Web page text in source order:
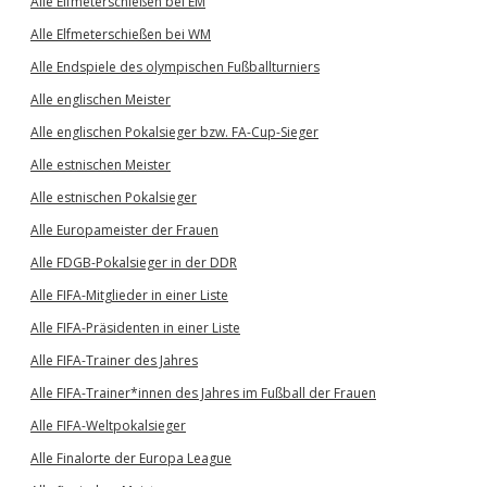
Alle Elfmeterschießen bei WM
Alle Endspiele des olympischen Fußballturniers
Alle englischen Meister
Alle englischen Pokalsieger bzw. FA-Cup-Sieger
Alle estnischen Meister
Alle estnischen Pokalsieger
Alle Europameister der Frauen
Alle FDGB-Pokalsieger in der DDR
Alle FIFA-Mitglieder in einer Liste
Alle FIFA-Präsidenten in einer Liste
Alle FIFA-Trainer des Jahres
Alle FIFA-Trainer*innen des Jahres im Fußball der Frauen
Alle FIFA-Weltpokalsieger
Alle Finalorte der Europa League